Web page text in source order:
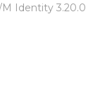
M Identity 3.20.0